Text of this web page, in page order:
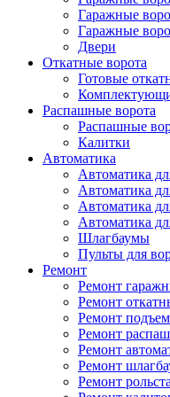
Гаражные
Гаражные
Двери
Откатные ворота
Готовые
Распашные ворота
Распашные
Калитки
Автоматика
Автоматика
Автоматика
Автоматика
Автоматика
Шлагбаумы
Пульты для
Ремонт
Ремонт
Ремонт
Ремонт
Ремонт
Ремонт
Ремонт
Ремонт